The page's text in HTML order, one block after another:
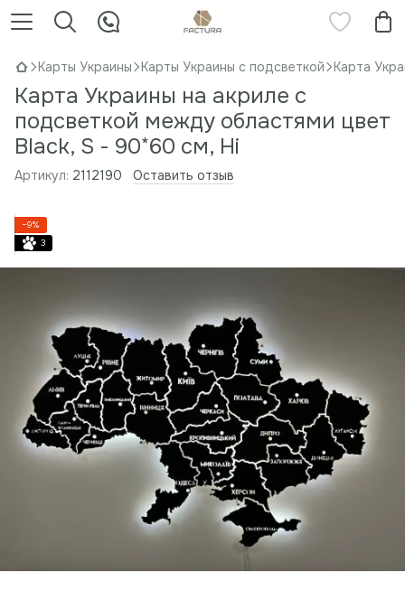
Карты Украины Карты Украины с подсветкой Карта
Карта Украины на акриле с
подсветкой между областями цвет
Black, S - 90*60 см, Ні
Артикул: 2112190 Оставить отзыв
−9%
3